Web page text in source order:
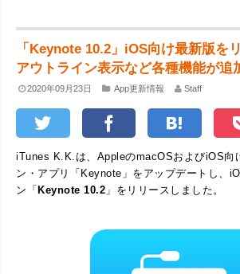
「Keynote 10.2」iOS向け最新版を
アウトライン表示など各種機能が追
2020年09月23日 App更新情報 Staff
iTunes K.K.は、AppleのmacOSおよびiOS向
ン・アプリ「Keynote」をアップデートし、
ン「Keynote 10.2 」をリリースしました。